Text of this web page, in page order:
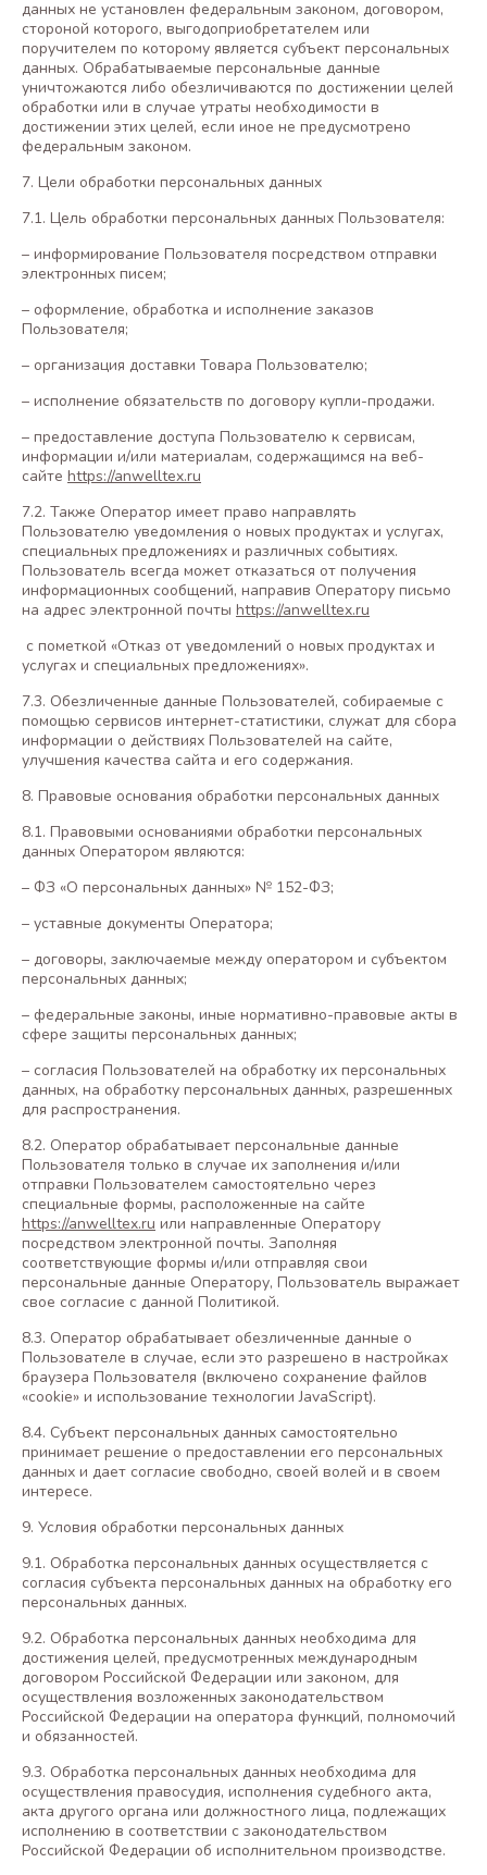
данных не установлен федеральным законом, договором,
стороной которого, выгодоприобретателем или
поручителем по которому является субъект персональных
данных. Обрабатываемые персональные данные
уничтожаются либо обезличиваются по достижении целей
обработки или в случае утраты необходимости в
достижении этих целей, если иное не предусмотрено
федеральным законом.
7. Цели обработки персональных данных
7.1. Цель обработки персональных данных Пользователя:
– информирование Пользователя посредством отправки
электронных писем;
– оформление, обработка и исполнение заказов
Пользователя;
– организация доставки Товара Пользователю;
– исполнение обязательств по договору купли-продажи.
– предоставление доступа Пользователю к сервисам,
информации и/или материалам, содержащимся на веб-
сайте https://anwelltex.ru
7.2. Также Оператор имеет право направлять
Пользователю уведомления о новых продуктах и услугах,
специальных предложениях и различных событиях.
Пользователь всегда может отказаться от получения
информационных сообщений, направив Оператору письмо
на адрес электронной почты https://anwelltex.ru
с пометкой «Отказ от уведомлений о новых продуктах и
услугах и специальных предложениях».
7.3. Обезличенные данные Пользователей, собираемые с
помощью сервисов интернет-статистики, служат для сбора
информации о действиях Пользователей на сайте,
улучшения качества сайта и его содержания.
8. Правовые основания обработки персональных данных
8.1. Правовыми основаниями обработки персональных
данных Оператором являются:
– ФЗ «О персональных данных» № 152-ФЗ;
– уставные документы Оператора;
– договоры, заключаемые между оператором и субъектом
персональных данных;
– федеральные законы, иные нормативно-правовые акты в
сфере защиты персональных данных;
– согласия Пользователей на обработку их персональных
данных, на обработку персональных данных, разрешенных
для распространения.
8.2. Оператор обрабатывает персональные данные
Пользователя только в случае их заполнения и/или
отправки Пользователем самостоятельно через
специальные формы, расположенные на сайте
https://anwelltex.ru или направленные Оператору
посредством электронной почты. Заполняя
соответствующие формы и/или отправляя свои
персональные данные Оператору, Пользователь выражает
свое согласие с данной Политикой.
8.3. Оператор обрабатывает обезличенные данные о
Пользователе в случае, если это разрешено в настройках
браузера Пользователя (включено сохранение файлов
«cookie» и использование технологии JavaScript).
8.4. Субъект персональных данных самостоятельно
принимает решение о предоставлении его персональных
данных и дает согласие свободно, своей волей и в своем
интересе.
9. Условия обработки персональных данных
9.1. Обработка персональных данных осуществляется с
согласия субъекта персональных данных на обработку его
персональных данных.
9.2. Обработка персональных данных необходима для
достижения целей, предусмотренных международным
договором Российской Федерации или законом, для
осуществления возложенных законодательством
Российской Федерации на оператора функций, полномочий
и обязанностей.
9.3. Обработка персональных данных необходима для
осуществления правосудия, исполнения судебного акта,
акта другого органа или должностного лица, подлежащих
исполнению в соответствии с законодательством
Российской Федерации об исполнительном производстве.